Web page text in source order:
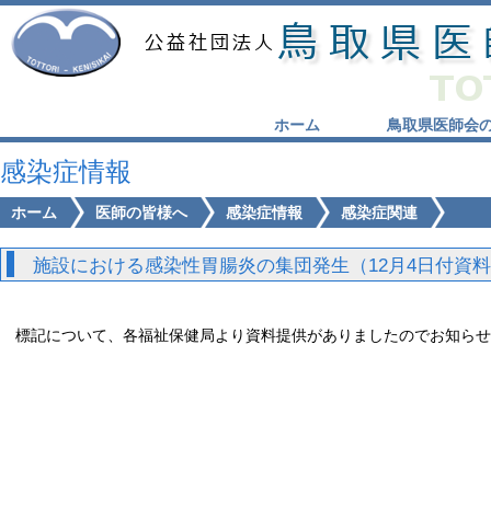
ホーム 鳥取県医師会
感染症情報
ホーム 医師の皆様へ 感染症情報 感染症関連
施設における感染性胃腸炎の集団発生（12月4日付資
標記について、各福祉保健局より資料提供がありましたので